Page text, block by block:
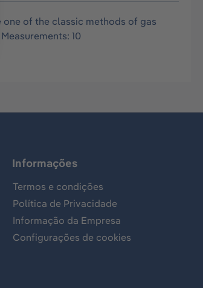
one of the classic methods of gas
10
Informações
Termos e condições
Política de Privacidade
Informação da Empresa
Configurações de cookies